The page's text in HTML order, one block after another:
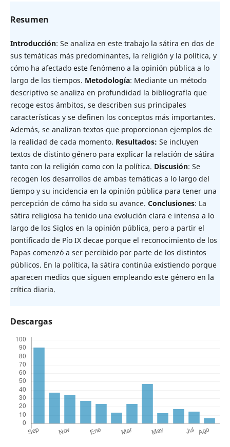
Resumen
Introducción: Se analiza en este trabajo la sátira en dos de
sus temáticas más predominantes, la religión y la política, y
cómo ha afectado este fenómeno a la opinión pública a lo
largo de los tiempos. Metodología: Mediante un método
descriptivo se analiza en profundidad la bibliografía que
recoge estos ámbitos, se describen sus principales
características y se definen los conceptos más importantes.
Además, se analizan textos que proporcionan ejemplos de
la realidad de cada momento. Resultados: Se incluyen
textos de distinto género para explicar la relación de sátira
tanto con la religión como con la política. Discusión: Se
recogen los desarrollos de ambas temáticas a lo largo del
tiempo y su incidencia en la opinión pública para tener una
percepción de cómo ha sido su avance. Conclusiones: La
sátira religiosa ha tenido una evolución clara e intensa a lo
largo de los Siglos en la opinión pública, pero a partir el
pontificado de Pío IX decae porque el reconocimiento de los
Papas comenzó a ser percibido por parte de los distintos
públicos. En la política, la sátira continúa existiendo porque
aparecen medios que siguen empleando este género en la
crítica diaria.
Descargas